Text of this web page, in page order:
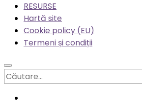
RESURSE
Hartă site
Cookie policy (EU)
Termeni și condiții
Caută
după: